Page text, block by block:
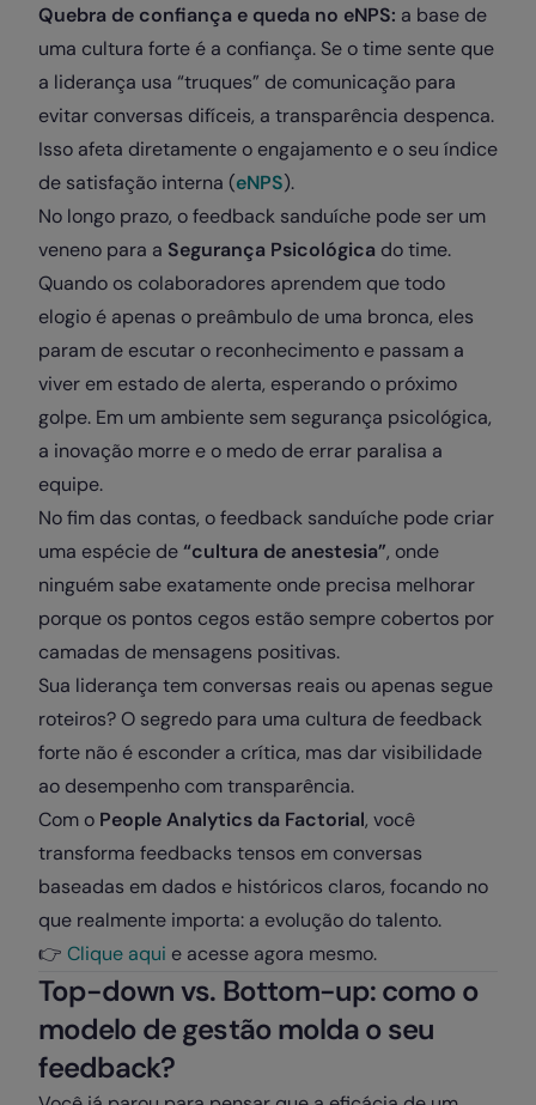
Quebra de confiança e queda no eNPS: a base de
uma cultura forte é a confiança. Se o time sente que
a liderança usa “truques” de comunicação para
evitar conversas difíceis, a transparência despenca.
Isso afeta diretamente o engajamento e o seu índice
de satisfação interna (eNPS).
No longo prazo, o feedback sanduíche pode ser um
veneno para a Segurança Psicológica do time.
Quando os colaboradores aprendem que todo
elogio é apenas o preâmbulo de uma bronca, eles
param de escutar o reconhecimento e passam a
viver em estado de alerta, esperando o próximo
golpe. Em um ambiente sem segurança psicológica,
a inovação morre e o medo de errar paralisa a
equipe.
No fim das contas, o feedback sanduíche pode criar
uma espécie de“cultura de anestesia”, onde
ninguém sabe exatamente onde precisa melhorar
porque os pontos cegos estão sempre cobertos por
camadas de mensagens positivas.
Sua liderança tem conversas reais ou apenas segue
roteiros? O segredo para uma cultura de feedback
forte não é esconder a crítica, mas dar visibilidade
ao desempenho com transparência.
Com o People Analytics da Factorial, você
transforma feedbacks tensos em conversas
baseadas em dados e históricos claros, focando no
que realmente importa: a evolução do talento.
👉 Clique aqui e acesse agora mesmo.
Top-down vs. Bottom-up: como o
modelo de gestão molda o seu
feedback?